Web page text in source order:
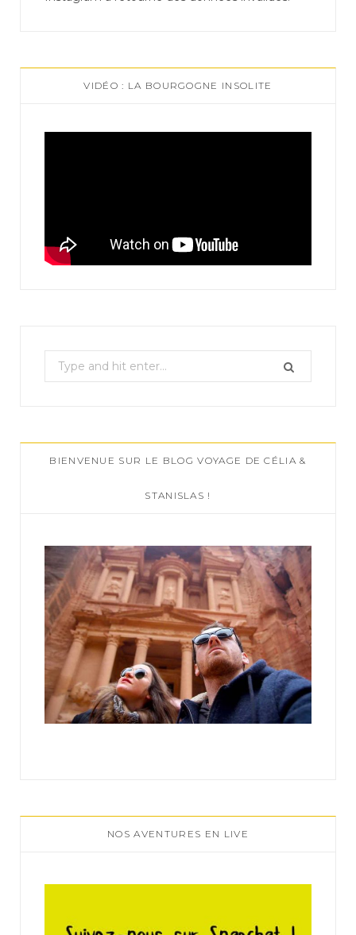
VIDÉO : LA BOURGOGNE INSOLITE
e
c
h
:
BIENVENUE SUR LE BLOG VOYAGE DE CÉLIA &
STANISLAS !
NOS AVENTURES EN LIVE